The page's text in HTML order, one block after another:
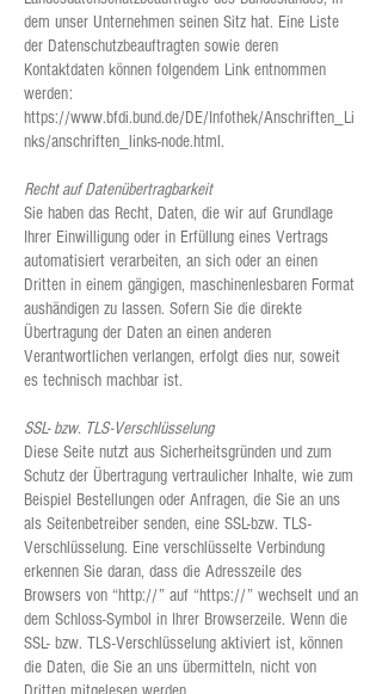
dem unser Unternehmen seinen Sitz hat. Eine Liste
der Datenschutzbeauftragten sowie deren
Kontaktdaten können folgendem Link entnommen
werden:
https://www.bfdi.bund.de/DE/Infothek/Anschriften_Li
nks/anschriften_links-node.html.
Recht auf Datenübertragbarkeit
Sie haben das Recht, Daten, die wir auf Grundlage
Ihrer Einwilligung oder in Erfüllung eines Vertrags
automatisiert verarbeiten, an sich oder an einen
Dritten in einem gängigen, maschinenlesbaren Format
aushändigen zu lassen. Sofern Sie die direkte
Übertragung der Daten an einen anderen
Verantwortlichen verlangen, erfolgt dies nur, soweit
es technisch machbar ist.
SSL- bzw. TLS-Verschlüsselung
Diese Seite nutzt aus Sicherheitsgründen und zum
Schutz der Übertragung vertraulicher Inhalte, wie zum
Beispiel Bestellungen oder Anfragen, die Sie an uns
als Seitenbetreiber senden, eine SSL-bzw. TLS-
Verschlüsselung. Eine verschlüsselte Verbindung
erkennen Sie daran, dass die Adresszeile des
Browsers von “http://” auf “https://” wechselt und an
dem Schloss-Symbol in Ihrer Browserzeile. Wenn die
SSL- bzw. TLS-Verschlüsselung aktiviert ist, können
die Daten, die Sie an uns übermitteln, nicht von